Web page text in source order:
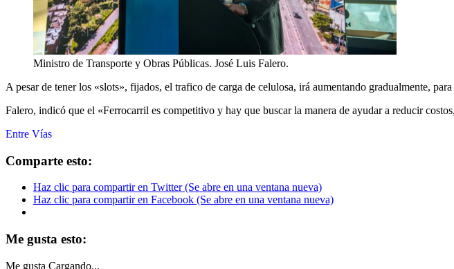
Ministro de Transporte y Obras Públicas. José Luis Falero.
A pesar de tener los «slots», fijados, el trafico de carga de celulosa, irá aumentando gradualmente,
Falero, indicó que el «Ferrocarril es competitivo y hay que buscar la manera de ayudar a reducir
Entre Vías
Comparte esto:
Haz clic para compartir en Twitter (Se abre en una ventana nueva)
Haz clic para compartir en Facebook (Se abre en una ventana nueva)
Me gusta esto:
Me gusta Cargando...